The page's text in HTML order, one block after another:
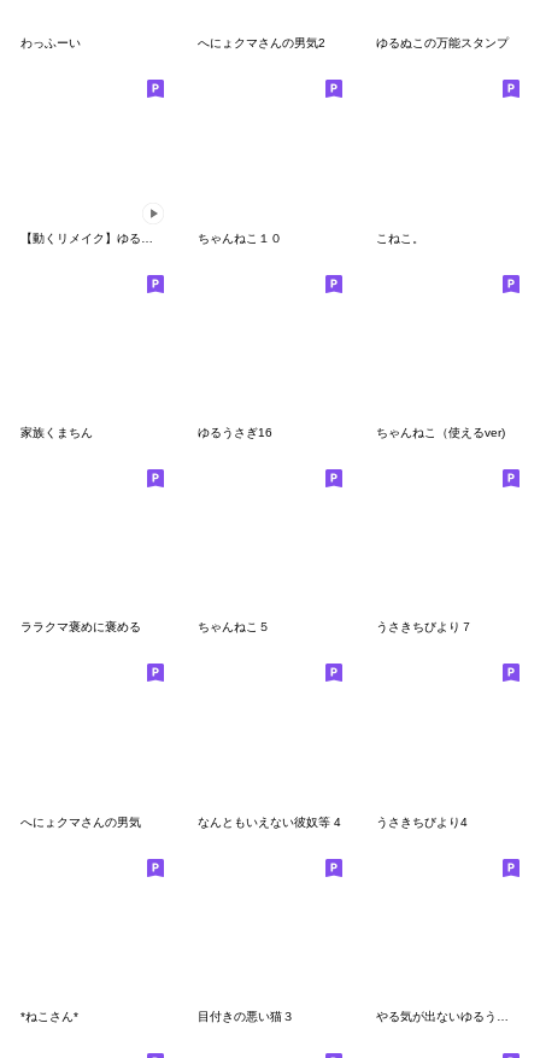
わっふーい へにょクマさんの男気2 ゆるぬこの万能スタンプ
ちゃんねこ１０ こねこ。
家族くまちん ゆるうさぎ16 ちゃんねこ（使えるver)
ララクマ褒めに褒める ちゃんねこ５ うさきちびより７
へにょクマさんの男気 なんともいえない彼奴等 4 うさきちびより4
*ねこさん* 目付きの悪い猫３